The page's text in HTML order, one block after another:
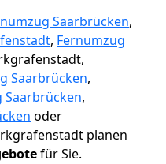
Saarbrücken,
, Fernumzug
Saarbrücken,
Saarbrücken,
oder
planen
für Sie.